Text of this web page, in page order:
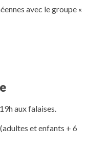
avec le groupe «
aux falaises.
et enfants + 6